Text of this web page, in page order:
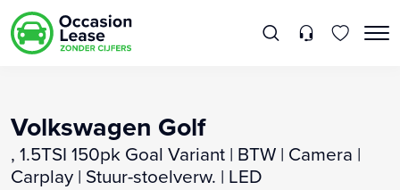
Volkswagen Golf
, 1.5TSI 150pk Goal Variant | BTW | Camera |
Carplay | Stuur-stoelverw. | LED